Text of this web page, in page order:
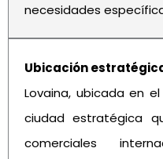
necesidades
Ubicación
Lovaina, ubicada en
ciudad estratégica
comerciales